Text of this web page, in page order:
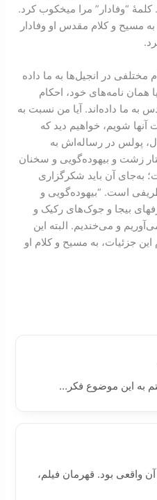
(رساله به کولسیان ۱: ‏۲). کلمۀ “وفادار” مرا میخکوب کرد.
مسیح و کلام مقدس او وفادار
مختلفی در انجیل‌ها به ما داده
همان نامه‌های خود، احکام
به ما داده‌اند. آیا من نسبت به
آنها شویم، خواهیم دید که
پولس در رساله‌اش به
زشت و بیهوده‌گویی و سخنان
به‌جای آن باید شکرگزاری
این نکتۀ ظریفی است. “بیهوده‌گویی و
بيجا و جوک‌های رکيک و
و می‌خندیم. البته این
جزئیات، به مسیح و کلام او
به این موضوع فکر…
واقعی بود. قهرمان فیلم،